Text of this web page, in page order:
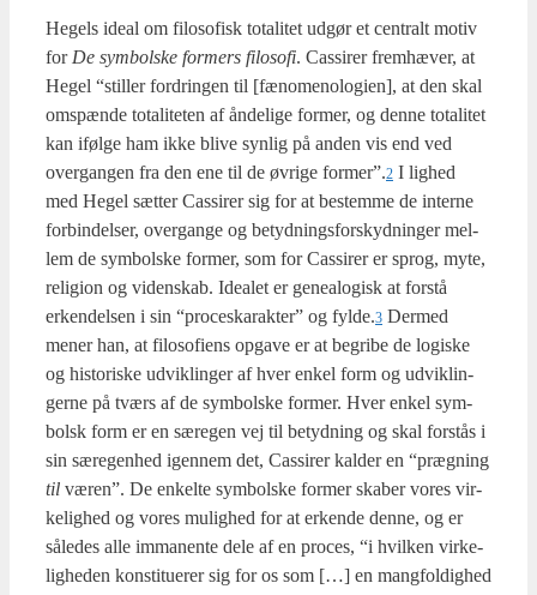
Hegels ide­al om filo­so­fisk tota­li­tet udgør et cen­tralt motiv
for De sym­bol­ske for­mers filo­so­fi. Cas­si­rer frem­hæ­ver, at
Hegel “stil­ler for­drin­gen til [fæno­meno­lo­gi­en], at den skal
oms­pæn­de tota­li­te­ten af ånde­li­ge for­mer, og den­ne tota­li­tet
kan iføl­ge ham ikke bli­ve syn­lig på anden vis end ved
over­gan­gen fra den ene til de øvri­ge former”.2 I lig­hed
med Hegel sæt­ter Cas­si­rer sig for at bestem­me de inter­ne
for­bin­del­ser, over­gan­ge og betyd­nings­for­skyd­nin­ger mel­
lem de sym­bol­ske for­mer, som for Cas­si­rer er sprog, myte,
reli­gion og viden­skab. Ide­a­let er gene­a­lo­gisk at for­stå
erken­del­sen i sin “pro­ceska­rak­ter” og fylde.3 Der­med
mener han, at filo­so­fi­ens opga­ve er at begri­be de logi­ske
og histo­ri­ske udvik­lin­ger af hver enkel form og udvik­lin­
ger­ne på tværs af de sym­bol­ske for­mer. Hver enkel sym­
bolsk form er en sær­egen vej til betyd­ning og skal for­stås i
sin sære­gen­hed igen­nem det, Cas­si­rer kal­der en “præg­ning
til væren”. De enkel­te sym­bol­ske for­mer ska­ber vores vir­
ke­lig­hed og vores mulig­hed for at erken­de den­ne, og er
såle­des alle imma­nen­te dele af en pro­ces, “i hvil­ken vir­ke­
lig­he­den kon­sti­tu­e­rer sig for os som […] en mang­fol­dig­hed